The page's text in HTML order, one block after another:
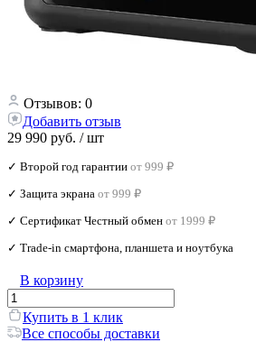
Отзывов: 0
Добавить отзыв
29 990 руб. / шт
✓ Второй год гарантии от 999 ₽
✓ Защита экрана от 999 ₽
✓ Сертификат Честный обмен от 1999 ₽
✓ Trade‑in смартфона, планшета и ноутбука
В корзину
Купить в 1 клик
Все способы доставки